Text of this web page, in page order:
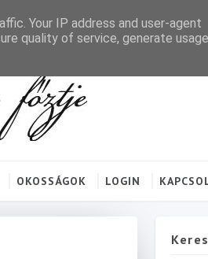
OKOSSÁGOK LOGIN
Your IP address and user-agent
quality of service, generate usage